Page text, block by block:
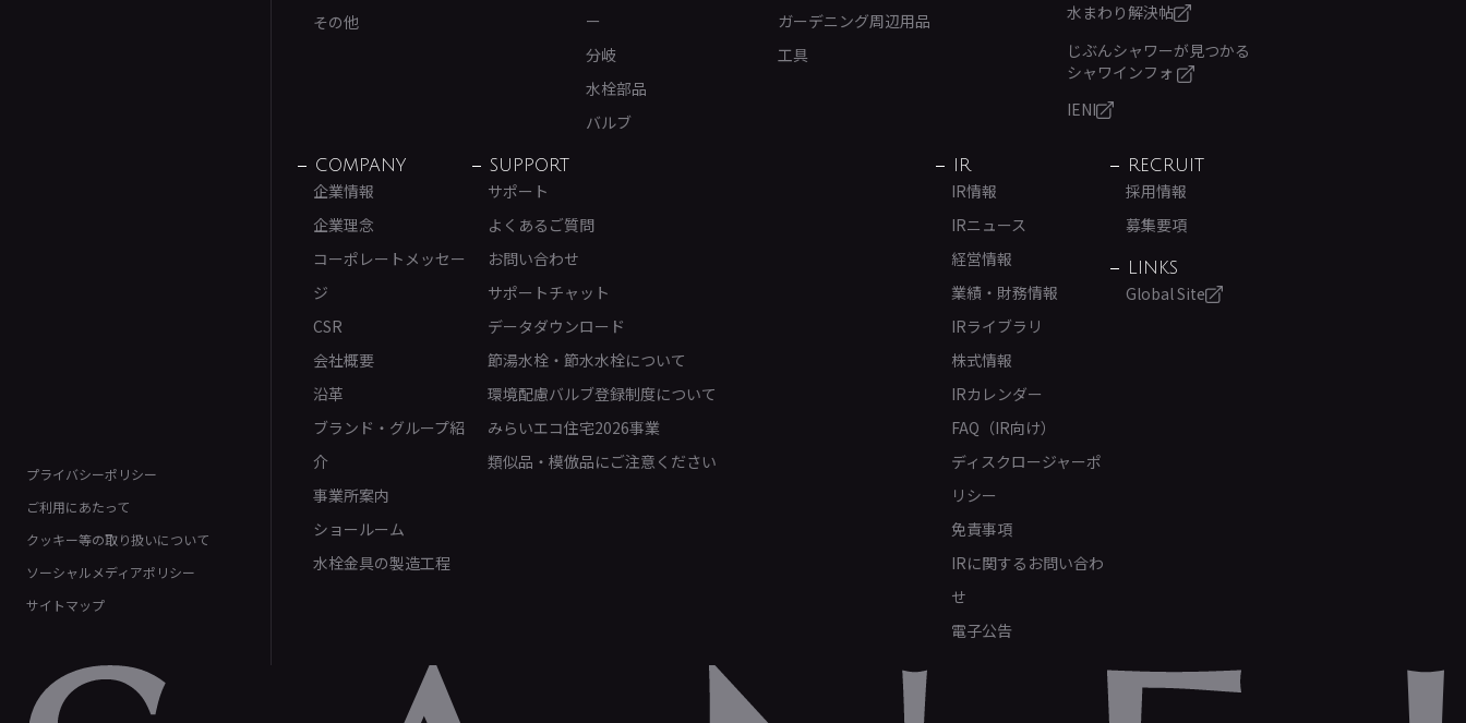
プライバシーポリシー
ご利用にあたって
クッキー等の取り扱いについて
ソーシャルメディアポリシー
サイトマップ
その他
ー
分岐
水栓部品
バルブ
ガーデニング周辺用品
工具
水まわり解決帖
じぶんシャワーが見つかる
シャワインフォ
IENI
COMPANY
企業情報
企業理念
コーポレートメッセー
ジ
CSR
会社概要
沿革
ブランド・グループ紹
介
事業所案内
ショールーム
水栓金具の製造工程
SUPPORT
サポート
よくあるご質問
お問い合わせ
サポートチャット
データダウンロード
節湯水栓・節水水栓について
環境配慮バルブ登録制度について
みらいエコ住宅2026事業
類似品・模倣品にご注意ください
IR
IR情報
IRニュース
経営情報
業績・財務情報
IRライブラリ
株式情報
IRカレンダー
FAQ（IR向け）
ディスクロージャーポ
リシー
免責事項
IRに関するお問い合わ
せ
電子公告
RECRUIT
採用情報
募集要項
LINKS
Global Site